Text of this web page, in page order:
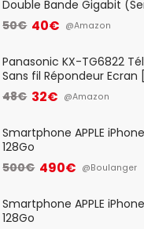
Double Bande Gigabit
Client VPN, Triple Vlan,
d'accès et Bridge,
50€ 40€ @Amazon
Panasonic KX-TG6822
Sans fil Répondeur Ecran
Française]
48€ 32€ @Amazon
Smartphone APPLE
128Go
500€ 490€ @Boulanger
Smartphone APPLE
128Go